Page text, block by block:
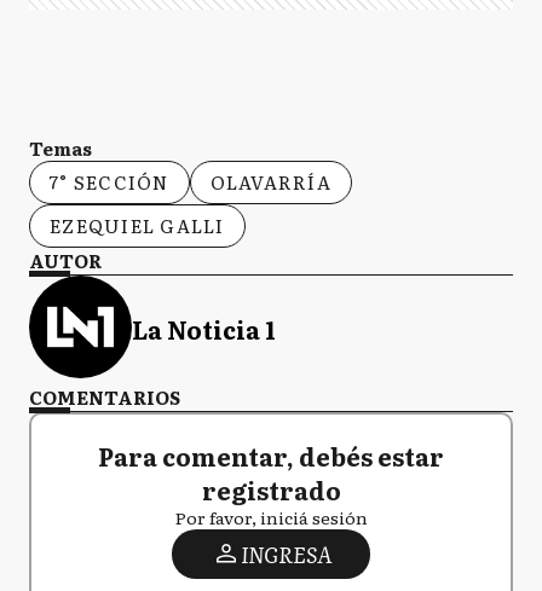
Temas
7° SECCIÓN
OLAVARRÍA
EZEQUIEL GALLI
AUTOR
La Noticia 1
COMENTARIOS
Para comentar, debés estar
registrado
Por favor, iniciá sesión
INGRESA